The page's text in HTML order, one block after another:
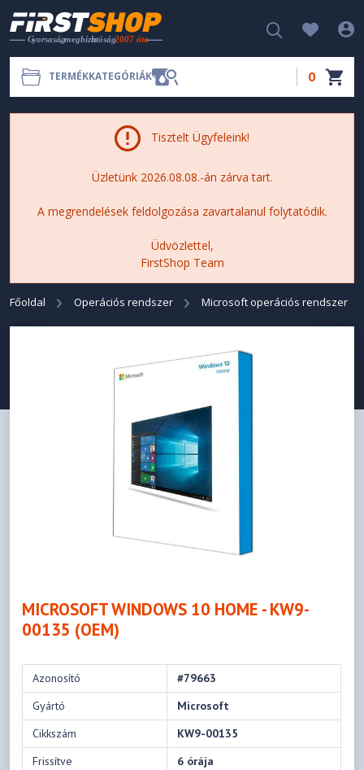
TERMÉKKATEGÓRIÁK 0
Tisztelt Ügyfeleink!
Üzletünk 2026.08.08.-án zárva tart.
A megrendelések feldolgozása zavartalanul folytatódik.
Üdvözlettel,
FirstShop Team
Főoldal Operációs rendszer Microsoft operációs rendszer
MICROSOFT WINDOWS 10 HOME - KW9-
00135 (OEM)
Azonosító
#79663
Gyártó
Microsoft
Cikkszám
KW9-00135
Frissítve
6 órája